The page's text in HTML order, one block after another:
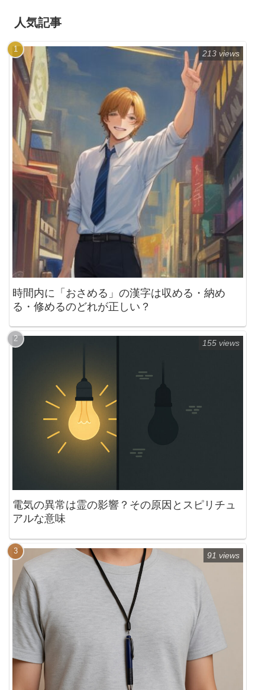
人気記事
時間内に「おさめる」の漢字は収める・納め
る・修めるのどれが正しい？
213 views
電気の異常は霊の影響？その原因とスピリチュ
アルな意味
155 views
91 views